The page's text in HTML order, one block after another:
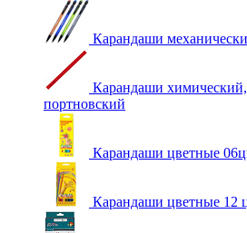
Карандаши
Карандаши
портновский
Карандаши цветные
Карандаши цветные 12